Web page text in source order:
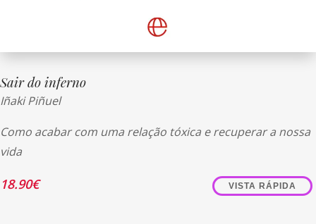
Sair do inferno
Iñaki Piñuel
Como acabar com uma relação tóxica e recuperar a nossa
vida
18.90€ VISTA RÁPIDA